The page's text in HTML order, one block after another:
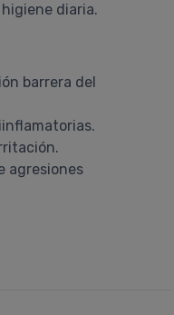
diaria.
barrera del
agresiones